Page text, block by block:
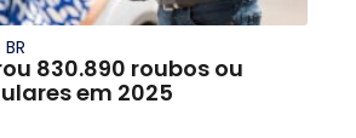
830.890 roubos ou
em 2025